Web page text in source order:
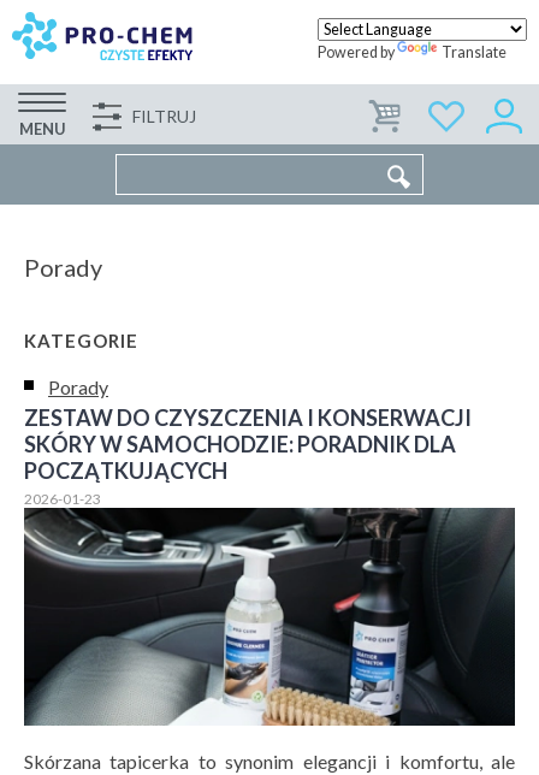
Powered by Translate
MENU
FILTRUJ WSPÓŁPRACA KONTAKT
Porady
KATEGORIE
Porady
ZESTAW DO CZYSZCZENIA I KONSERWACJI
SKÓRY W SAMOCHODZIE: PORADNIK DLA
POCZĄTKUJĄCYCH
2026-01-23
Skórzana tapicerka to synonim elegancji i komfortu, ale